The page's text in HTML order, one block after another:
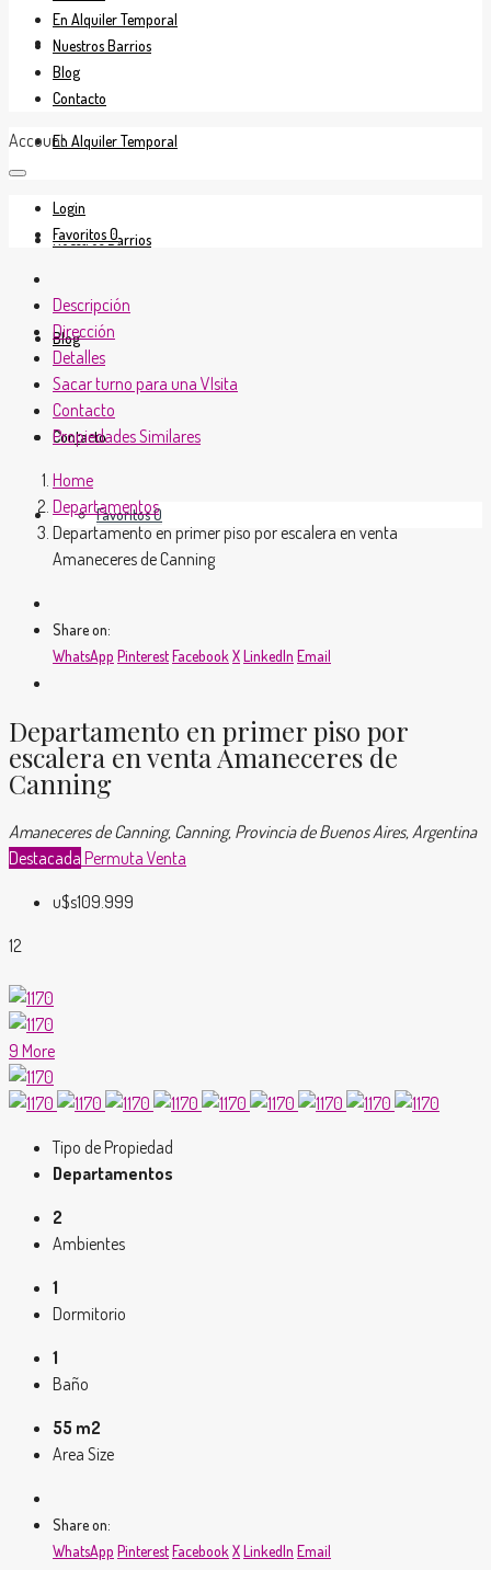
En Venta
En Alquiler Temporal
Nuestros Barrios
Blog
Contacto
Favoritos0
En Alquiler Temporal
Nuestros Barrios
Blog
Contacto
Account
Login
Favoritos0
Descripción
Dirección
Detalles
Sacar turno para una VIsita
Contacto
Propiedades Similares
Home
Departamentos
Departamento en primer piso por escalera en venta
Amaneceres de Canning
Share on:
WhatsApp PinterestFacebook XLinkedIn Email
Departamento en primer piso por
escalera en venta Amaneceres de
Canning
Amaneceres de Canning, Canning, Provincia de Buenos Aires, Argentina
Destacada Permuta Venta
u$s109.999
12
9 More
Tipo de Propiedad
Departamentos
2
Ambientes
1
Dormitorio
1
Baño
55 m2
Area Size
Share on:
WhatsApp PinterestFacebook XLinkedIn Email